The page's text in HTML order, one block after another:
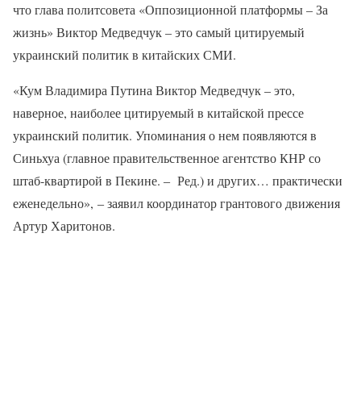
что глава политсовета «Оппозиционной платформы – За
жизнь» Виктор Медведчук – это самый цитируемый
украинский политик в китайских СМИ.
«Кум Владимира Путина Виктор Медведчук – это,
наверное, наиболее цитируемый в китайской прессе
украинский политик. Упоминания о нем появляются в
Синьхуа (главное правительственное агентство КНР со
штаб-квартирой в Пекине. ‒ Ред.) и других… практически
еженедельно», ‒ заявил координатор грантового движения
Артур Харитонов.